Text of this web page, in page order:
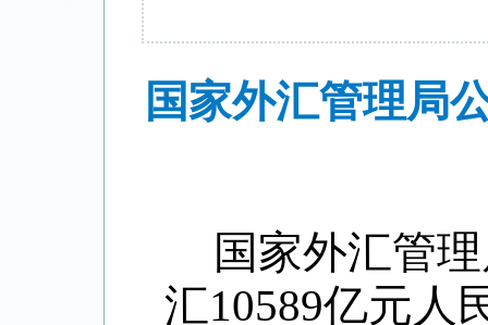
国家外汇管理局
国家外汇管
汇10589亿元人